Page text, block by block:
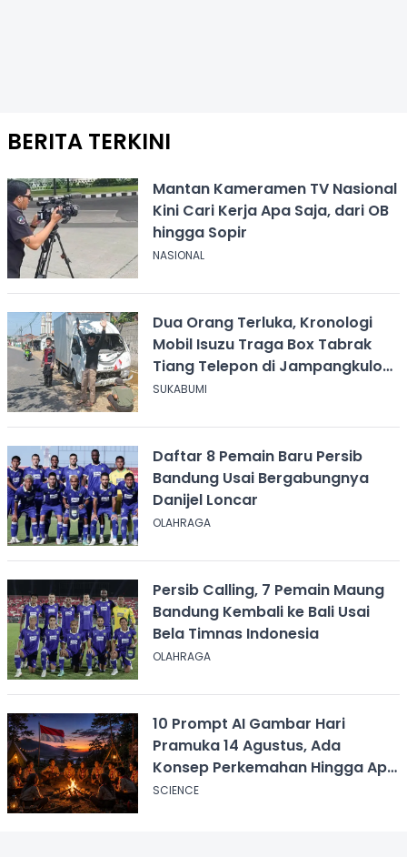
BERITA TERKINI
Mantan Kameramen TV Nasional
Kini Cari Kerja Apa Saja, dari OB
hingga Sopir
NASIONAL
Dua Orang Terluka, Kronologi
Mobil Isuzu Traga Box Tabrak
Tiang Telepon di Jampangkulon
Sukabumi
SUKABUMI
Daftar 8 Pemain Baru Persib
Bandung Usai Bergabungnya
Danijel Loncar
OLAHRAGA
Persib Calling, 7 Pemain Maung
Bandung Kembali ke Bali Usai
Bela Timnas Indonesia
OLAHRAGA
10 Prompt AI Gambar Hari
Pramuka 14 Agustus, Ada
Konsep Perkemahan Hingga Api
Unggun
SCIENCE